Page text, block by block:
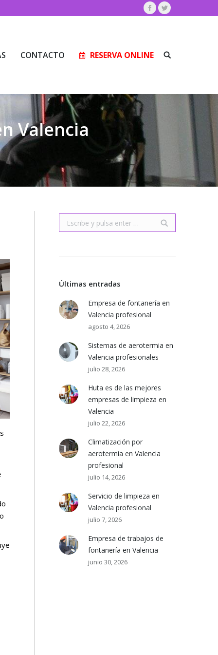
Facebook
Twitter
CONTACTO RESERVA ONLINE Buscar:
Valencia
Buscar:
Últimas entradas
Empresa de fontanería en
Valencia profesional
agosto 4, 2026
Sistemas de aerotermia en
Valencia profesionales
julio 28, 2026
Huta es de las mejores
empresas de limpieza en
Valencia
julio 22, 2026
Climatización por
aerotermia en Valencia
profesional
julio 14, 2026
Servicio de limpieza en
Valencia profesional
julio 7, 2026
Empresa de trabajos de
fontanería en Valencia
junio 30, 2026